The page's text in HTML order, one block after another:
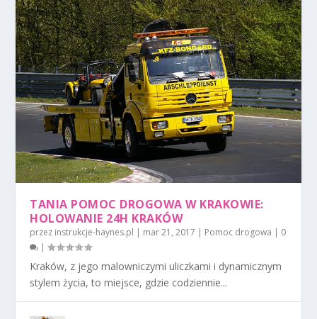
TANIA POMOC DROGOWA W KRAKOWIE:
HOLOWANIE 24H KRAKÓW
przez instrukcje-haynes.pl mar 21, 2017 Pomoc drogowa
0
|
Kraków, z jego malowniczymi uliczkami i dynamicznym
stylem życia, to miejsce, gdzie codziennie...